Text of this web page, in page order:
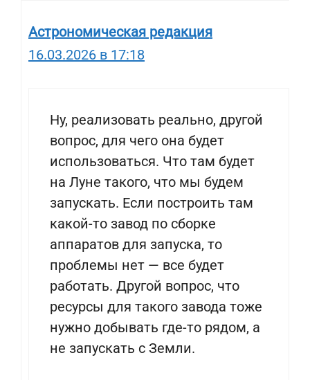
Астрономическая редакция
16.03.2026 в 17:18
Ну, реализовать реально, другой
вопрос, для чего она будет
использоваться. Что там будет
на Луне такого, что мы будем
запускать. Если построить там
какой-то завод по сборке
аппаратов для запуска, то
проблемы нет — все будет
работать. Другой вопрос, что
ресурсы для такого завода тоже
нужно добывать где-то рядом, а
не запускать с Земли.